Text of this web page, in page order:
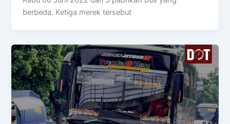
berbeda. Ketiga merek tersebut